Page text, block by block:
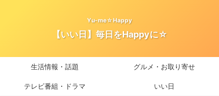
Yu-me☆Happy
【いい日】毎日をHappyに☆
生活情報・話題 グルメ・お取り寄せ
テレビ番組・ドラマ いい日